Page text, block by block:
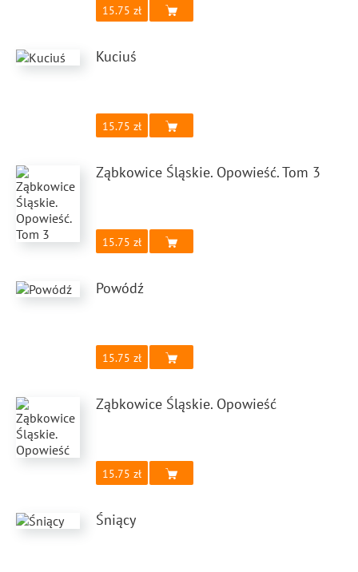
15.75
Kuciuś
15.75
Ząbkowice Śląskie. Opowieść. Tom 3
15.75
Powódź
15.75
Ząbkowice Śląskie. Opowieść
15.75
Śniący